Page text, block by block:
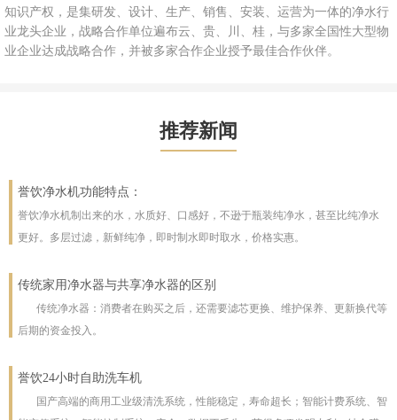
知识产权，是集研发、设计、生产、销售、安装、运营为一体的净水行
业龙头企业，战略合作单位遍布云、贵、川、桂，与多家全国性大型物
业企业达成战略合作，并被多家合作企业授予最佳合作伙伴。
推荐新闻
誉饮净水机功能特点：
誉饮净水机制出来的水，水质好、口感好，不逊于瓶装纯净水，甚至比纯净水
更好。多层过滤，新鲜纯净，即时制水即时取水，价格实惠。
污染。
结构：内置式取水，并设安全门，干净卫生，有效防止环境的灰尘和污染，符
合卫生部的规范。
水质：采用进口RO逆渗透核心净水技术，6层过滤处理工艺技术制作活净水，
健康：取消热胆，高科技纳米水晶加热管流动加热，彻底解决污水、老化水、
干滚水和结水垢问题；专利智能沸腾芯，瞬间沸腾，杀菌更彻底；非金属加热
传统家用净水器与共享净水器的区别
传统净水器：消费者在购买之后，还需要滤芯更换、维护保养、更新换代等
后期的资金投入。
握设备产权，以净水使用量、使用时间等标准交纳服务费用的创新消费方式。
共享净水器：产品会采用物联网技术实现净水器智能化，用户能通过手机随
时查看出水的水质、每一级滤芯的使用寿命，也能在线续费、在线预约服务
誉饮24小时自助洗车机
国产高端的商用工业级清洗系统，性能稳定，寿命超长；智能计费系统、智